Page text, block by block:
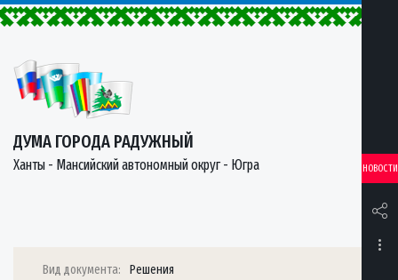
ДУМА ГОРОДА РАДУЖНЫЙ
Ханты - Мансийский автономный округ - Югра НОВОСТИ
Вид документа:
Решения